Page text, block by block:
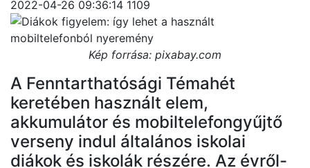
2022-04-26 09:36:14 1109
Kép forrása: pixabay.com
A Fenntarthatósági Témahét
keretében használt elem,
akkumulátor és mobiltelefongyűjtő
verseny indul általános iskolai
diákok és iskolák részére. Az évről-